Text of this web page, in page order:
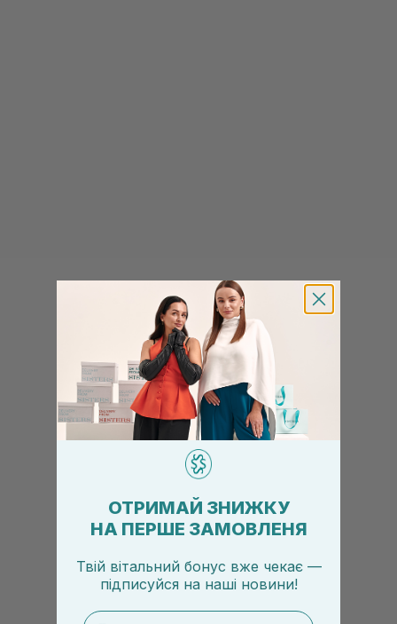
ОТРИМАЙ ЗНИЖКУ
НА ПЕРШЕ ЗАМОВЛЕНЯ
Твій вітальний бонус вже чекає —
підписуйся на наші новини!
email